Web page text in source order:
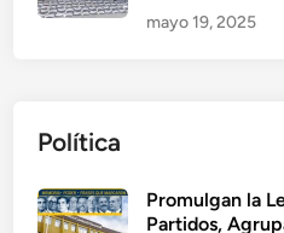
mayo 19, 2025
Política
Promulgan la
Partidos,